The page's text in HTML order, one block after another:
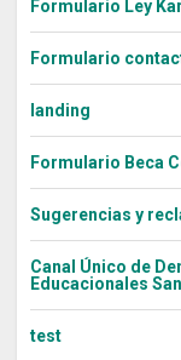
Formulario Ley
Formulario
landing
Formulario Beca
Sugerencias y
Canal Único de
Educacionales
test